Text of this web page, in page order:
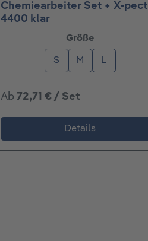
Chemiearbeiter Set + X-pect
4400 klar
Größeauswählen
S M L
Ab 72,71 € / Set
Details